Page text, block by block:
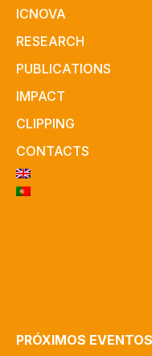
ICNOVA
RESEARCH
PUBLICATIONS
IMPACT
CLIPPING
CONTACTS
PRÓXIMOS EVENTOS